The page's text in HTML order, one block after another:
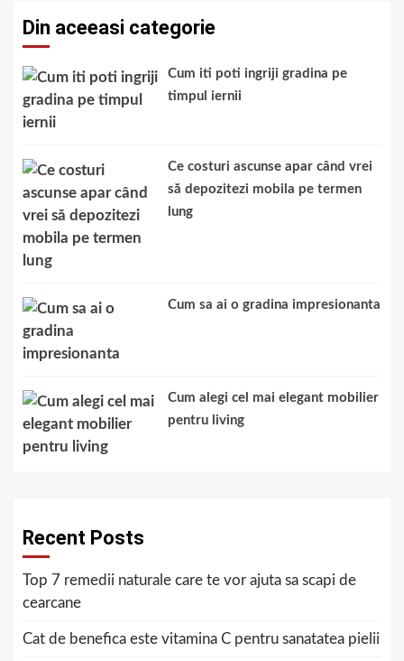
Din aceeasi categorie
Cum iti poti ingriji gradina pe
timpul iernii
Ce costuri ascunse apar când vrei
să depozitezi mobila pe termen
lung
Cum sa ai o gradina impresionanta
Cum alegi cel mai elegant mobilier
pentru living
Recent Posts
Top 7 remedii naturale care te vor ajuta sa scapi de
cearcane
Cat de benefica este vitamina C pentru sanatatea pielii